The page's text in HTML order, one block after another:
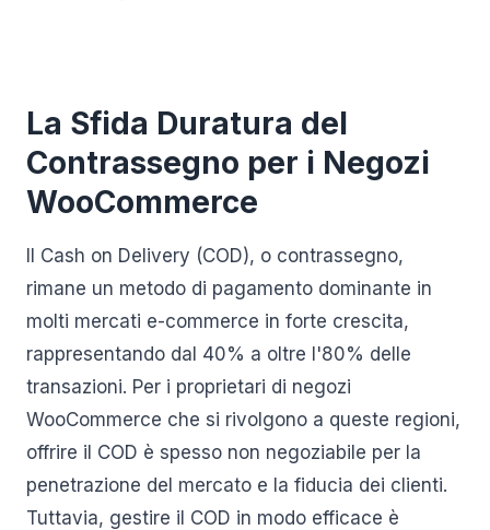
La Sfida Duratura del
Contrassegno per i Negozi
WooCommerce
Il Cash on Delivery (COD), o contrassegno,
rimane un metodo di pagamento dominante in
molti mercati e-commerce in forte crescita,
rappresentando dal 40% a oltre l'80% delle
transazioni. Per i proprietari di negozi
WooCommerce che si rivolgono a queste regioni,
offrire il COD è spesso non negoziabile per la
penetrazione del mercato e la fiducia dei clienti.
Tuttavia, gestire il COD in modo efficace è